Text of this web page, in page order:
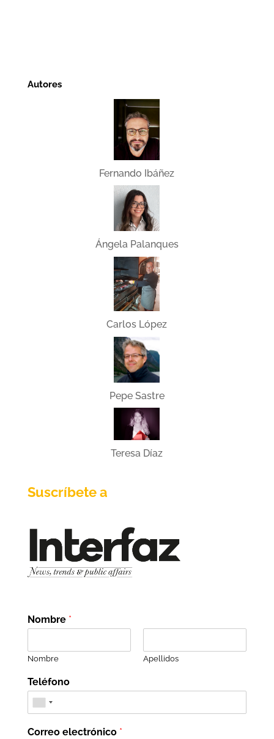
Autores
Fernando Ibáñez
Ángela Palanques
Carlos López
Pepe Sastre
Teresa Díaz
Suscríbete a
Nombre *
Nombre Apellidos
Teléfono
Correo electrónico *